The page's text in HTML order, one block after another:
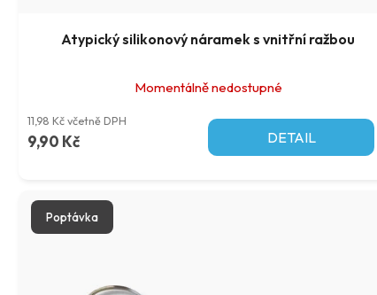
Atypický silikonový náramek s vnitřní ražbou
Momentálně nedostupné
11,98 Kč včetně DPH
9,90 Kč DETAIL
Poptávka